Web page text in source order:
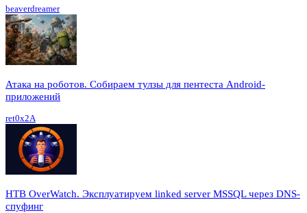
beaverdreamer
Атака на роботов. Собираем тулзы для пентеста Android-
приложений
ret0x2A
HTB OverWatch. Эксплуатируем linked server MSSQL через DNS-
спуфинг